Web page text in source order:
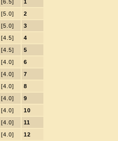
[6.5]
1
[5.0]
2
[5.0]
3
[4.5]
4
[4.5]
5
[4.0]
6
[4.0]
7
[4.0]
8
[4.0]
9
[4.0]
10
[4.0]
11
[4.0]
12